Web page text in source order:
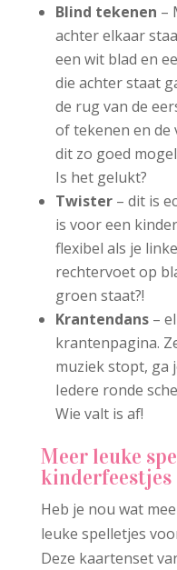
Blind tekenen –
achter elkaar
een wit blad en
die achter staat
de rug van de
of tekenen en
dit zo goed
Is het gelukt?
Twister– dit is
is voor een
flexibel als je
rechtervoet op
groen staat?!
Krantendans–
krantenpagina.
muziek stopt, ga
Iedere ronde
Wie valt is af!
Meer leuke
kinderfeestjes
Heb je nou wat
leuke spelletjes
Deze kaartenset